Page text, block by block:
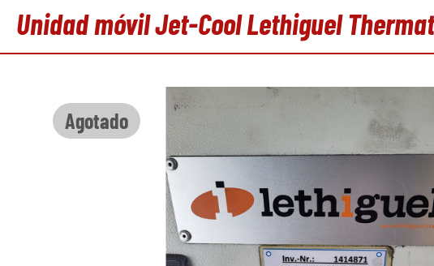
Unidad móvil Jet-Cool Lethiguel Thermat
Agotado